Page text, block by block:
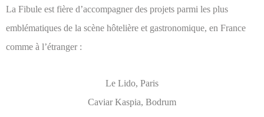
La Fibule est fière d’accompagner des projets parmi les plus
emblématiques de la scène hôtelière et gastronomique, en France
comme à l’étranger :
Le Lido, Paris
Caviar Kaspia, Bodrum